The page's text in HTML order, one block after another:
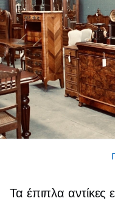
Τα έπιπλα αντίκες